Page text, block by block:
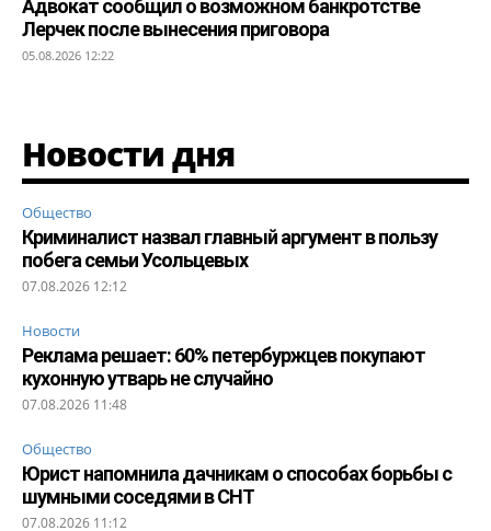
Адвокат сообщил о возможном банкротстве
Лерчек после вынесения приговора
05.08.2026 12:22
Новости дня
Общество
Криминалист назвал главный аргумент в пользу
побега семьи Усольцевых
07.08.2026 12:12
Новости
Реклама решает: 60% петербуржцев покупают
кухонную утварь не случайно
07.08.2026 11:48
Общество
Юрист напомнила дачникам о способах борьбы с
шумными соседями в СНТ
07.08.2026 11:12